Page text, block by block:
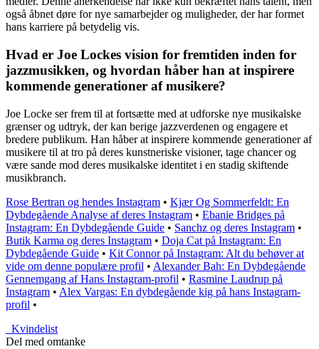
også åbnet døre for nye samarbejder og muligheder, der har formet
hans karriere på betydelig vis.
Hvad er Joe Lockes vision for fremtiden inden for
jazzmusikken, og hvordan håber han at inspirere
kommende generationer af musikere?
Joe Locke ser frem til at fortsætte med at udforske nye musikalske
grænser og udtryk, der kan berige jazzverdenen og engagere et
bredere publikum. Han håber at inspirere kommende generationer af
musikere til at tro på deres kunstneriske visioner, tage chancer og
være sande mod deres musikalske identitet i en stadig skiftende
musikbranch.
Rose Bertran og hendes Instagram • Kjær Og Sommerfeldt: En
Dybdegående Analyse af deres Instagram • Ebanie Bridges på
Instagram: En Dybdegående Guide • Sanchz og deres Instagram •
Butik Karma og deres Instagram • Doja Cat på Instagram: En
Dybdegående Guide • Kit Connor på Instagram: Alt du behøver at
vide om denne populære profil • Alexander Bah: En Dybdegående
Gennemgang af Hans Instagram-profil • Rasmine Laudrup på
Instagram • Alex Vargas: En dybdegående kig på hans Instagram-
profil •
Kvindelist
Del med omtanke